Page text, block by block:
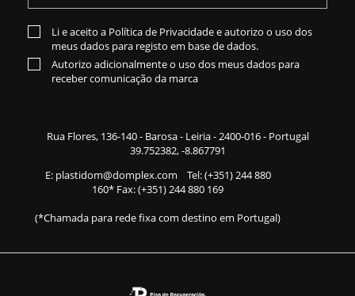
Li e aceito a Política de Privacidadee autorizo o uso dos
meus dados para registo em base de dados.
Autorizo adicionalmente o uso dos meus dados para
receber comunicação da marca
Rua Flores, 136-140- Barosa - Leiria - 2400-016 - Portugal
39.752382, -8.867791
E: plastidom@domplex.com Tel:(+351) 244 880
160* Fax: (+351) 244 880 169
(*Chamada para rede fixa com destino em Portugal)